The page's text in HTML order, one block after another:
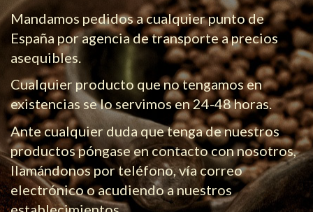
Mandamos pedidos a cualquier punto de
España por agencia de transporte a precios
asequibles.
Cualquier producto que no tengamos en
existencias se lo servimos en 24-48 horas.
Ante cualquier duda que tenga de nuestros
productos póngase en contacto con nosotros,
llamándonos por teléfono, vía correo
electrónico o acudiendo a nuestros